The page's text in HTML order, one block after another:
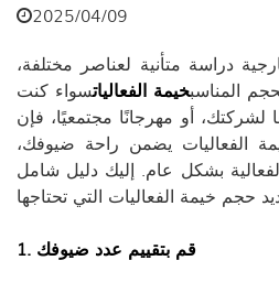
2025/04/09
دراسة متأنية لعناصر مختلفة،
المناسبخيمة الفعالياتسواء كنت
أو مهرجانًا مجتمعيًا، فإن
الفعاليات يضمن راحة ضيوفك،
بشكل عام. إليك دليل شامل
1. قم بتقييم عدد ضيوفك